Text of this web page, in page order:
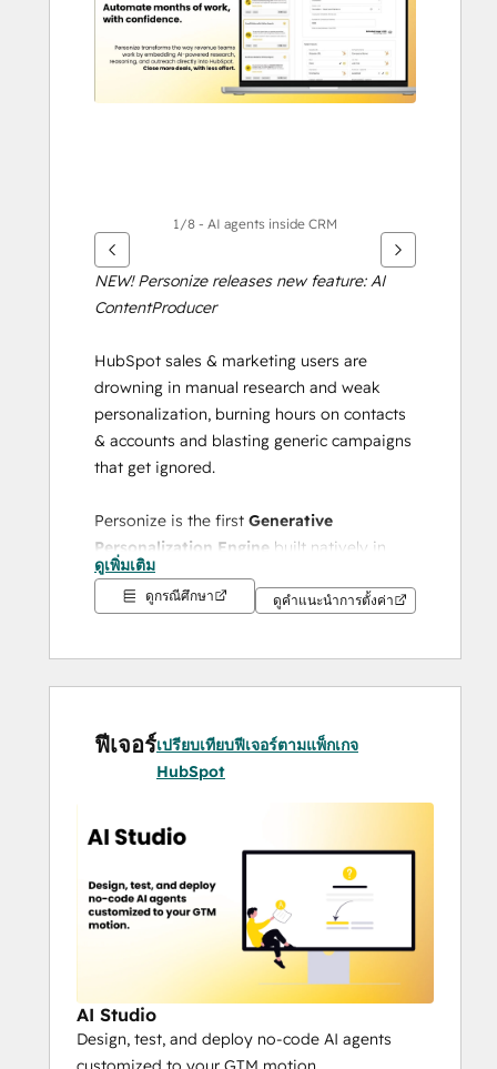
กา
1/8 - AI agents inside CRM
NEW! Personize releases new feature: AI
ContentProducer
HubSpot sales & marketing users are
drowning in manual research and weak
personalization, burning hours on contacts
& accounts and blasting generic campaigns
that get ignored.
Personize is the first Generative
Personalization Engine built natively in
HubSpot, turning it the most powerful CRM
ever by delivering 1:1 AI-powered
marketing, and GTM teams who want to
email or summarize a note, Personize
deploys true AI agents that research,
reason, and personalize at scale,
generating actions instantly.
The Benefits:
Personalization at Scale
– Engage
thousands with 1:1 outreach in
Native HubSpot Integration – Works
directly on live CRM data, no extra
layers or integrations.
ดูเพิ่มเติม
ดูกรณีศึกษา ดูคำแนะนำการตั้งค่า
ฟีเจอร์เปรียบเทียบฟีเจอร์ตามแพ็กเกจ
HubSpot
AI Studio
Design, test, and deploy no-code AI agents